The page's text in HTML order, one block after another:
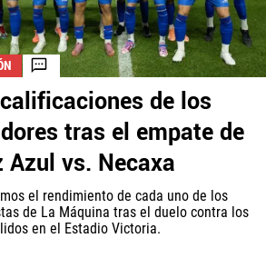
de los
tras el empate de
Azul vs. Necaxa
el rendimiento de cada uno de los
de La Máquina tras el duelo contra los
en el Estadio Victoria.